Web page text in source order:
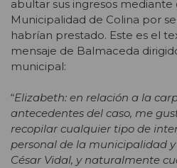
abultar sus ingresos
Municipalidad de Colina por
habrían prestado. Este es el
mensaje de Balmaceda
municipal:
“Elizabeth: en relación a la
antecedentes del caso, me
recopilar cualquier tipo de
personal de la municipalidad
César Vidal, y naturalmente